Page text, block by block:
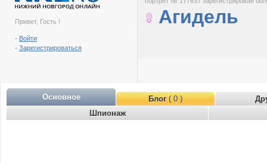
Привет, Гость !
- Войти
- Зарегистрироваться
Агидель
Основное Блог( 0 )
Шпионаж